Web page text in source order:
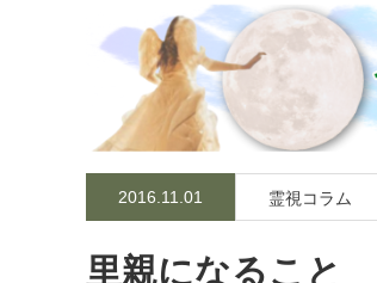
2016.11.01 霊視コラム
里親になること